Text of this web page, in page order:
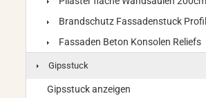
Brandschutz Fassadenstuck
Fassaden Beton Konsolen Reliefs
Gipsstuck
Gipsstuck anzeigen